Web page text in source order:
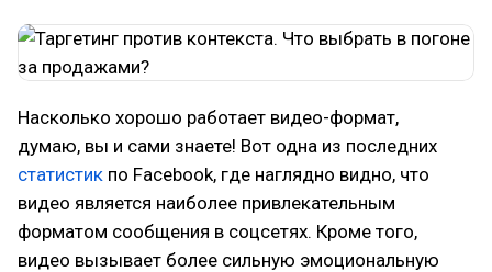
Насколько хорошо работает видео-формат,
думаю, вы и сами знаете! Вот одна из последних
статистик по Facebook, где наглядно видно, что
видео является наиболее привлекательным
форматом сообщения в соцсетях. Кроме того,
видео вызывает более сильную эмоциональную